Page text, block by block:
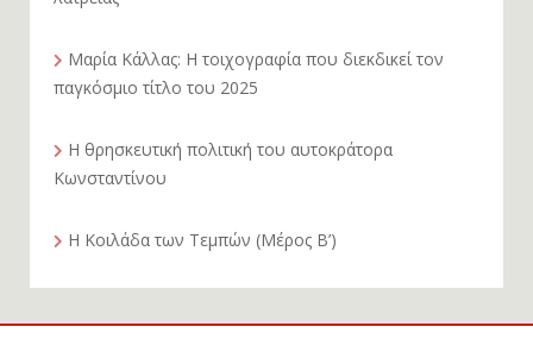
Μαρία Κάλλας: Η τοιχογραφία που διεκδικεί τον
παγκόσμιο τίτλο του 2025
Η θρησκευτική πολιτική του αυτοκράτορα
Κωνσταντίνου
Η Κοιλάδα των Τεμπών (Μέρος Β’)